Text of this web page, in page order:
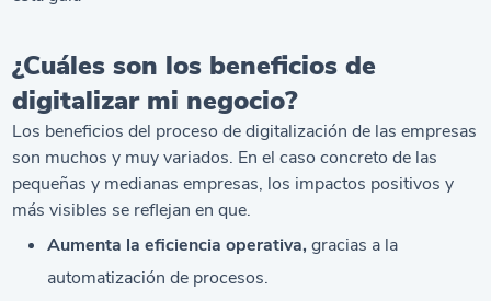
¿Cuáles son los beneficios de
digitalizar mi negocio?
Los beneficios del proceso de digitalización de las empresas
son muchos y muy variados. En el caso concreto de las
pequeñas y medianas empresas, los impactos positivos y
más visibles se reflejan en que.
Aumenta la eficiencia operativa, gracias a la
automatización de procesos.